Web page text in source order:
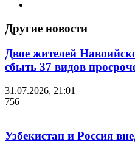
Другие новости
Двое жителей
сбыть 37 видов
31.07.2026, 21:01
756
Узбекистан и Россия